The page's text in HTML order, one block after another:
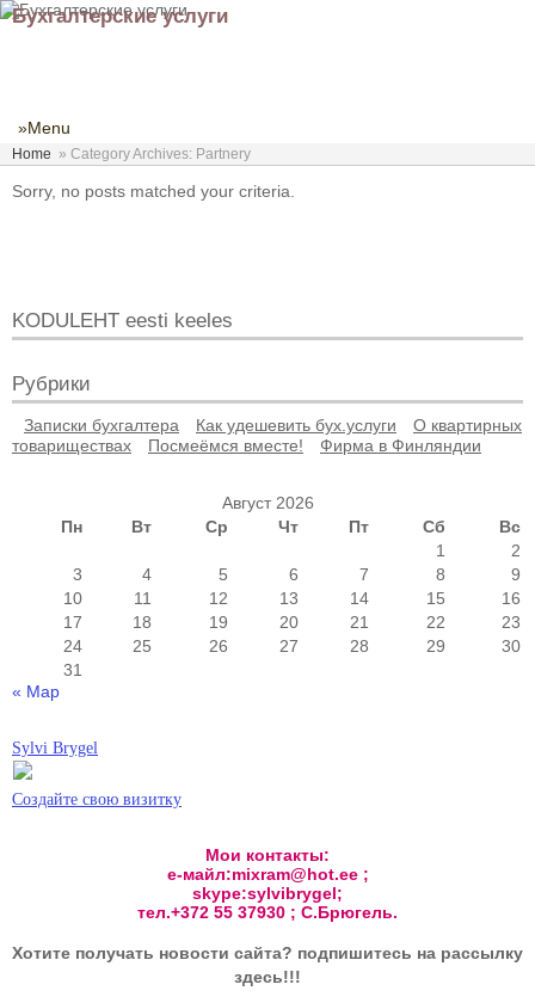
Бухгалтерские услуги
»Menu
Home » Category Archives: Partnery
Sorry, no posts matched your criteria.
KODULEHT eesti keeles
Рубрики
Записки бухгалтера Как удешевить бух.услуги
О квартирных
товариществах
Посмеёмся вместе! Фирма в Финляндии
Август 2026
Пн
Вт Ср Чт Пт Сб
Вс
1
2
3
4 5 6 7 8
9
10
11 12 13 14 15
16
17
18 19 20 21 22
23
24
25 26 27 28 29
30
31
« Мар
Sylvi Brygel
Создайте свою визитку
Мои контакты:
е-майл:mixram@hot.ee ;
skype:sylvibrygel;
тел.+372 55 37930 ; С.Брюгель.
Хотите получать новости сайта? подпишитесь на рассылку
здесь!!!